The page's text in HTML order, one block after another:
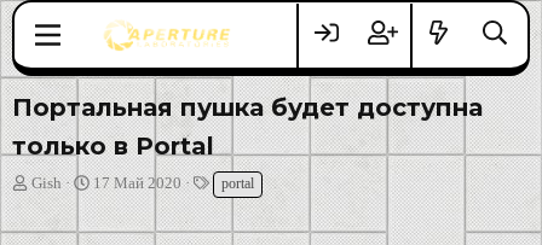
Портальная пушка будет доступна
только в Portal
А
в
т
Gish
Д
а
т
17 Май 2020
Т
е
г
portal